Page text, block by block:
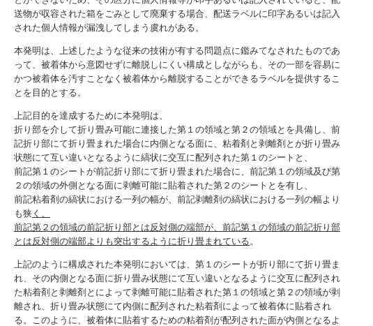
送物が収容された箱をごみとして廃棄する場合、配送ラベルに印字あるいは記入
された個人情報が漏洩してしまう虞れがある。
本発明は、上述したような従来の技術が有する問題点に鑑みてなされたものであ
って、被着体から意図せずに離脱しにくい構成としながらも、その一部を容易に
かつ被着体を汚すことなく被着体から離脱することができるラベルを提供するこ
とを目的とする。
上記目的を達成するために本発明は、
折り部を介して折り畳み可能に連接した第１の領域と第２の領域とを具備し、前
記折り部にて折り畳まれた場合に内側となる面に、粘着剤と剥離剤とが折り畳み
状態にて互い違いとなるように縞状に交互に配列された第１のシートと、
前記第１のシートが前記折り部にて折り畳まれた場合に、前記第１の領域及び第
２の領域の外側となる面に剥離可能に貼着された第２のシートとを有し、
前記粘着剤の縞状における一列の幅が、前記剥離剤の縞状における一列の幅より
も狭 く、
前記第２の領域の前記折り部とは反対側の端部が、前記第１の領域の前記折り部
とは反対側の端部よりも突出するように折り畳まれている。
上記のように構成された本発明においては、第１のシートが折り部にて折り畳ま
れ、その内側となる面に折り畳み状態にて互い違いとなるように交互に配列され
た粘着剤と剥離剤とによって剥離可能に貼着された第１の領域と第２の領域が剥
離され、折り畳み状態にて内側に配列された粘着剤によって被着体に貼着され
る。このように、被着体に貼着するための粘着剤が配列された面が内側となるよ